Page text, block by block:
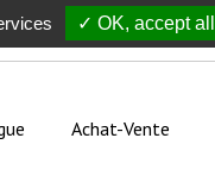
Achat-Vente
✓ OK, accept all